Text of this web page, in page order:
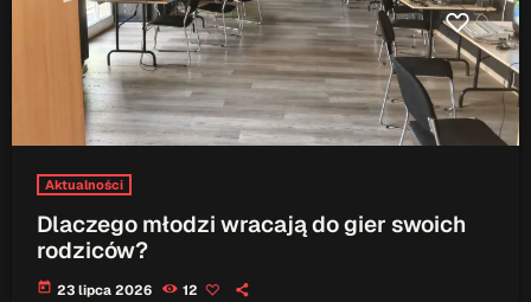
Aktualności
Dlaczego młodzi wracają do gier swoich
rodziców?
today 23 lipca 2026 12